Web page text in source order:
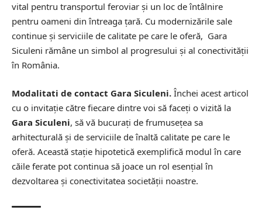
vital pentru transportul feroviar și un loc de întâlnire
pentru oameni din întreaga țară. Cu modernizările sale
continue și serviciile de calitate pe care le oferă, Gara
Siculeni rămâne un simbol al progresului și al conectivității
în România.
Modalitati de contact Gara Siculeni. Închei acest articol
cu o invitație către fiecare dintre voi să faceți o vizită la
Gara Siculeni, să vă bucurați de frumusețea sa
arhitecturală și de serviciile de înaltă calitate pe care le
oferă. Această stație hipotetică exemplifică modul în care
căile ferate pot continua să joace un rol esențial în
dezvoltarea și conectivitatea societății noastre.